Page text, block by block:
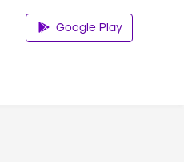
Google Play